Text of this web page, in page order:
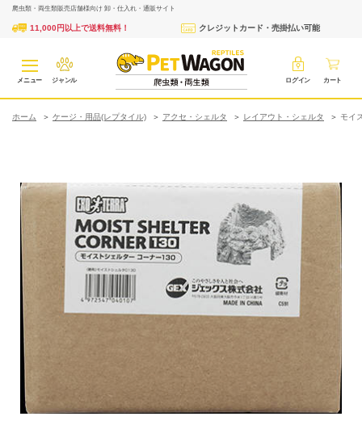
爬虫類・両生類販売店舗様向け 卸・仕入れ・通販サイト
11,000円以上で送料無料！ クレジットカード・売掛払い可能
メニュー ジャンル ログイン カート
ホーム ケージ・用品(レプタイル) アクセ・シェルタ レイアウト・シェルタ モイ